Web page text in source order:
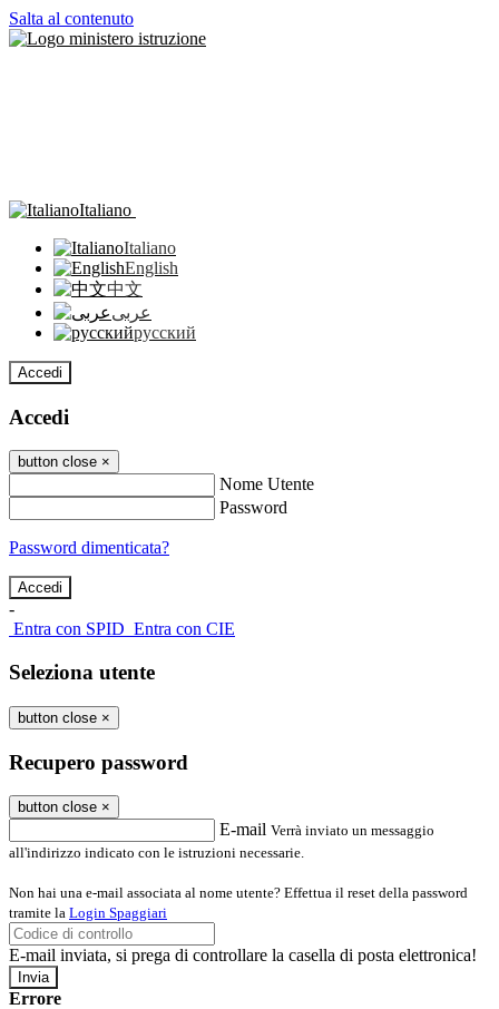
Salta al contenuto
Italiano
Italiano
English
中文
عربى
русский
Accedi
Accedi
button close ×
Nome Utente
Password
Password dimenticata?
-
Entra con SPID Entra con CIE
Seleziona utente
button close ×
Recupero password
button close ×
E-mail Verrà inviato un messaggio
all'indirizzo indicato con le istruzioni necessarie.
Non hai una e-mail associata al nome utente? Effettua il reset della password
tramite la Login Spaggiari
E-mail inviata, si prega di controllare la casella di posta elettronica!
Errore